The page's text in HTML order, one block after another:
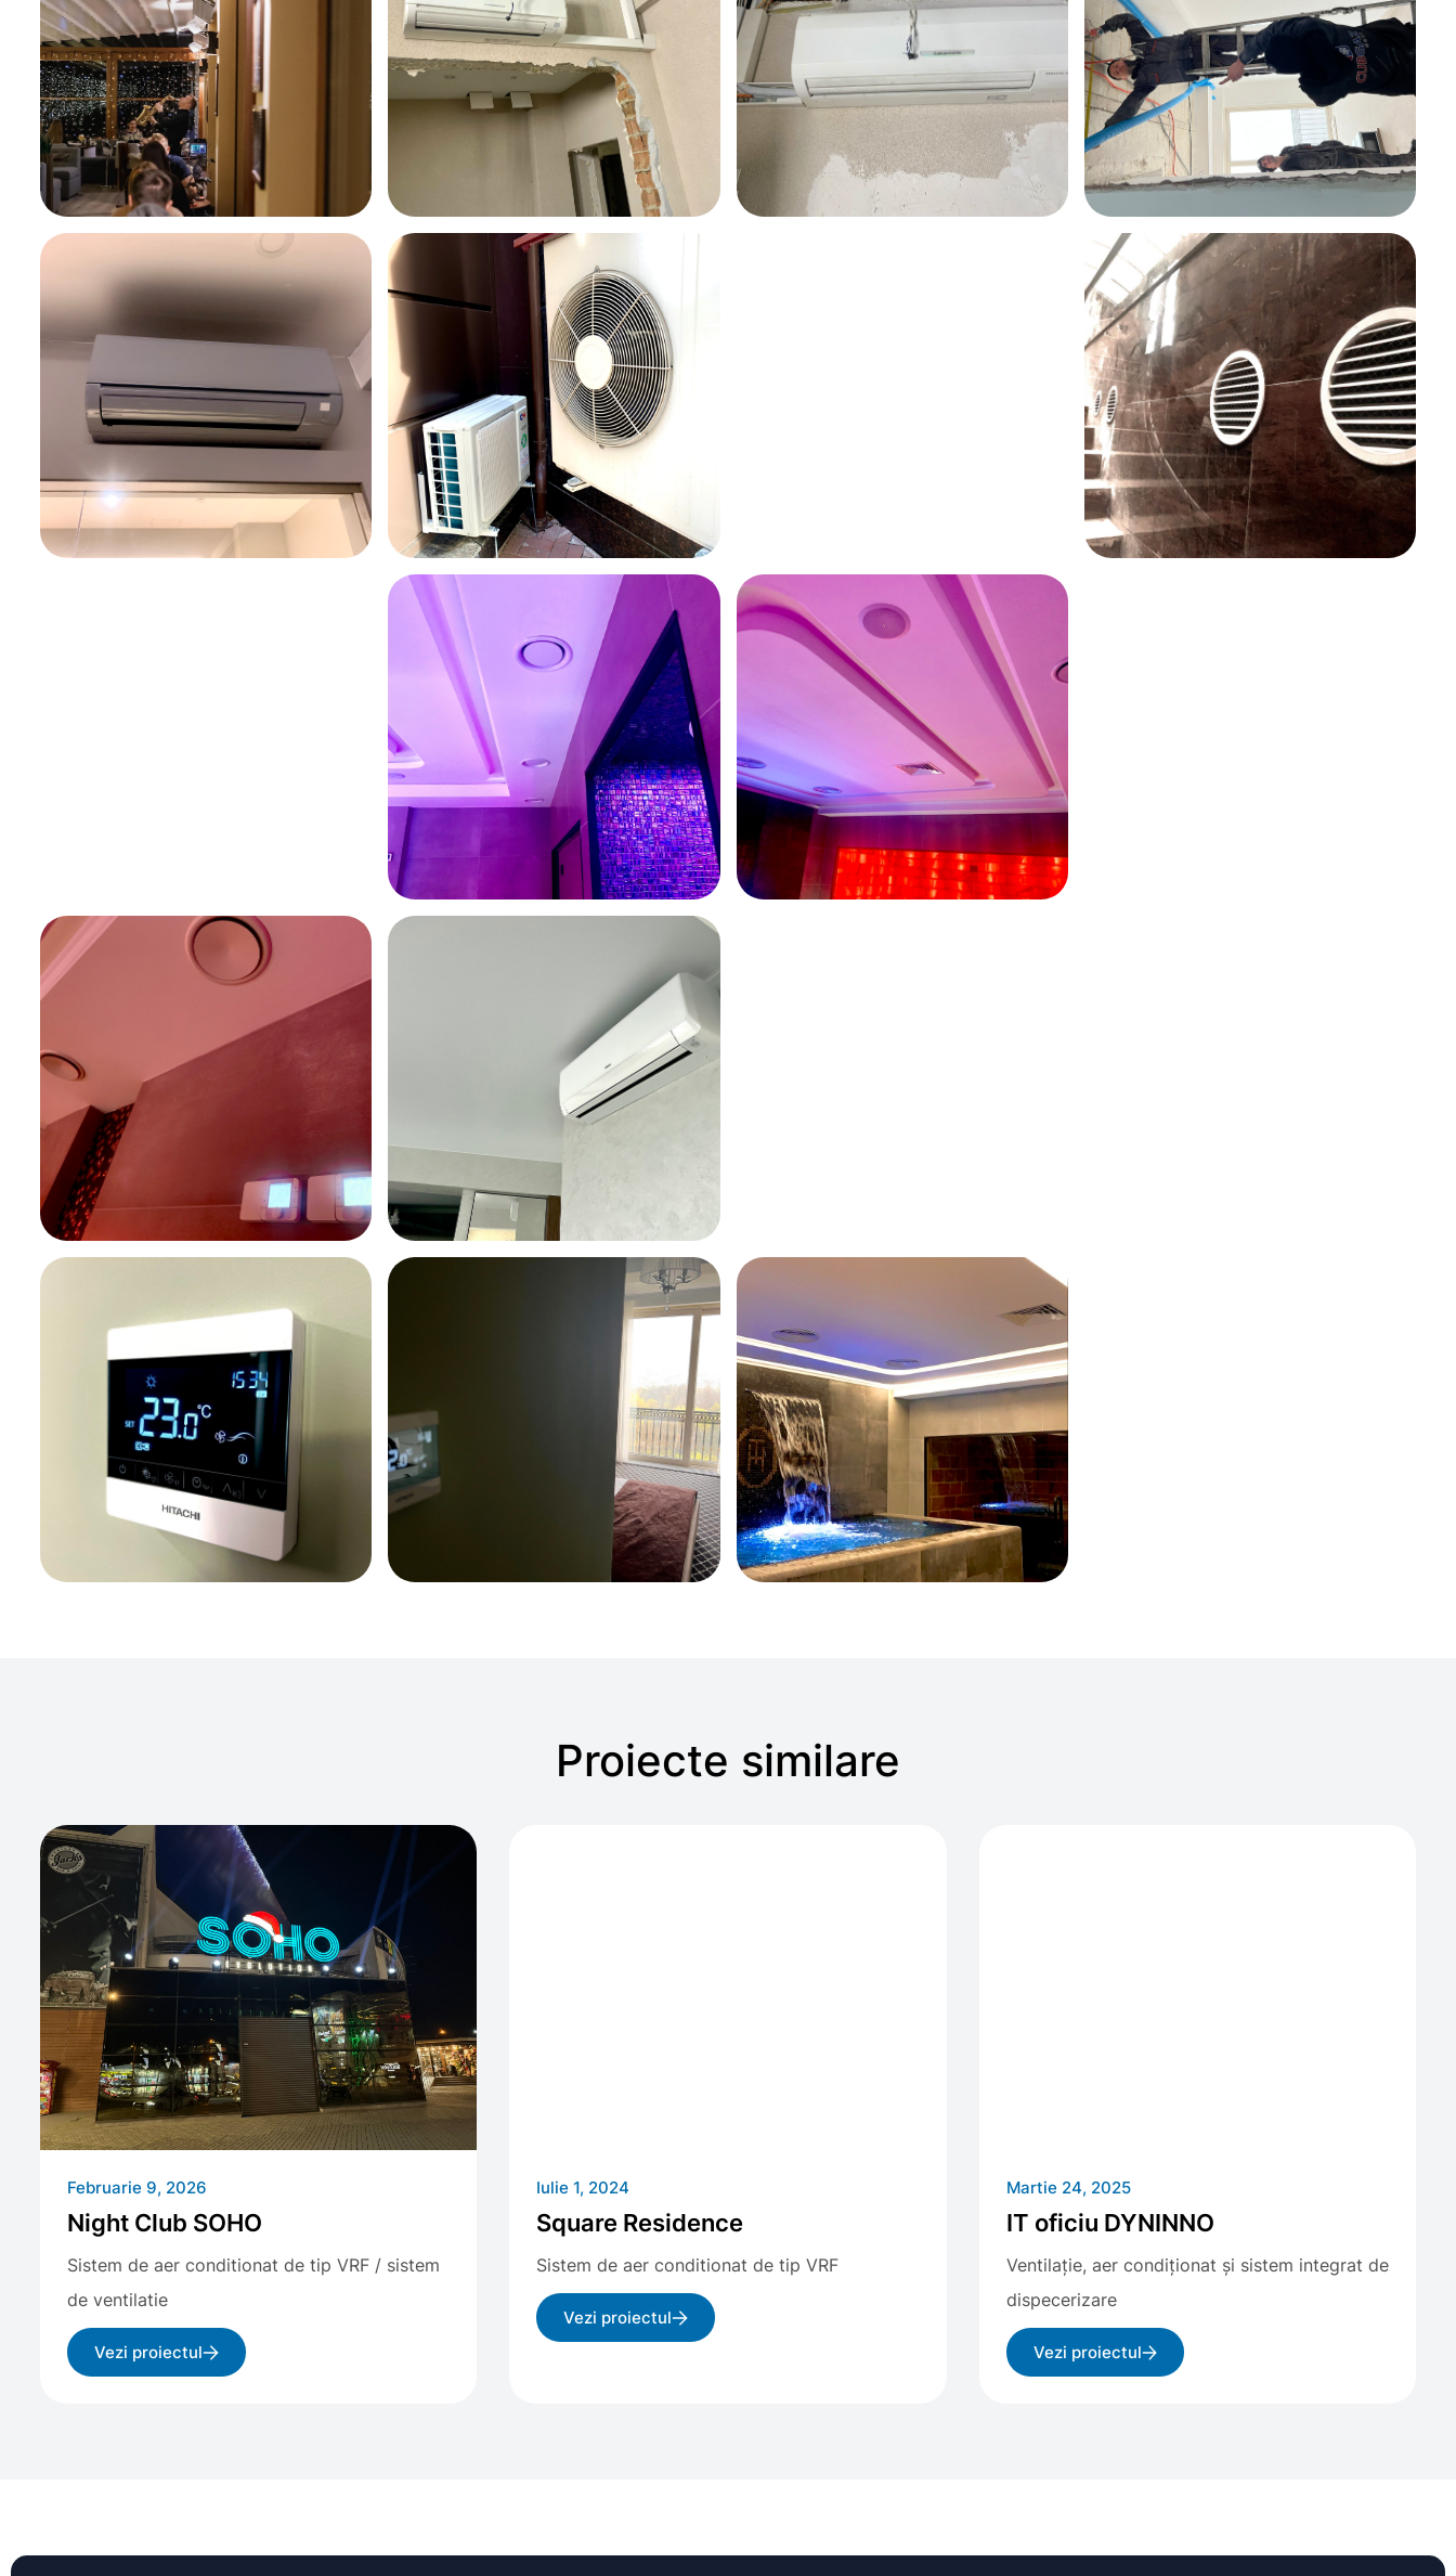
Proiecte similare
Februarie 9, 2026
Night Club SOHO
Sistem de aer conditionat de tip VRF / sistem
de ventilatie
Vezi proiectul
Iulie 1, 2024
Square Residence
Sistem de aer conditionat de tip VRF
Vezi proiectul
Martie 24, 2025
IT oficiu DYNINNO
Ventilație, aer condiționat și sistem integrat de
dispecerizare
Vezi proiectul